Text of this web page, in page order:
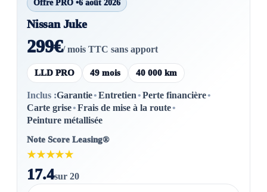
Offre PRO •6 août 2026
Nissan Juke
299€/ mois TTC sans apport
LLD PRO 49 mois 40 000 km
Inclus :Garantie•Entretien•Perte financière•
Carte grise•Frais de mise à la route•
Peinture métallisée
Note Score Leasing®
★★★★★
17.4sur 20